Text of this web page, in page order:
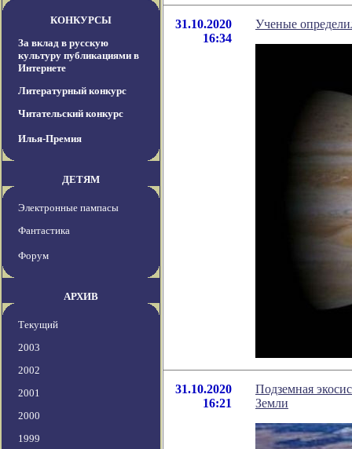
КОНКУРСЫ
За вклад в русскую
культуру публикациями в
Интернете
Литературный конкурс
Читательский конкурс
Илья-Премия
ДЕТЯМ
Электронные пампасы
Фантастика
Форум
АРХИВ
Текущий
2003
2002
2001
2000
1999
31.10.2020
16:34
Ученые
31.10.2020
16:21
Подземная
Земли